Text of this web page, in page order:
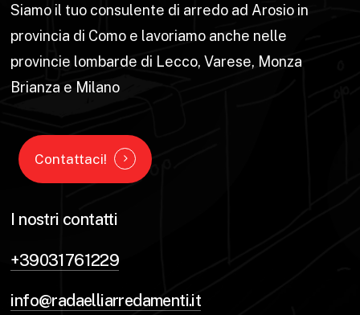
Siamo il tuo consulente di arredo ad Arosio in
provincia di Como e lavoriamo anche nelle
provincie lombarde di Lecco, Varese, Monza
Brianza e Milano
Contattaci!
I nostri contatti
+39031761229
info@radaelliarredamenti.it